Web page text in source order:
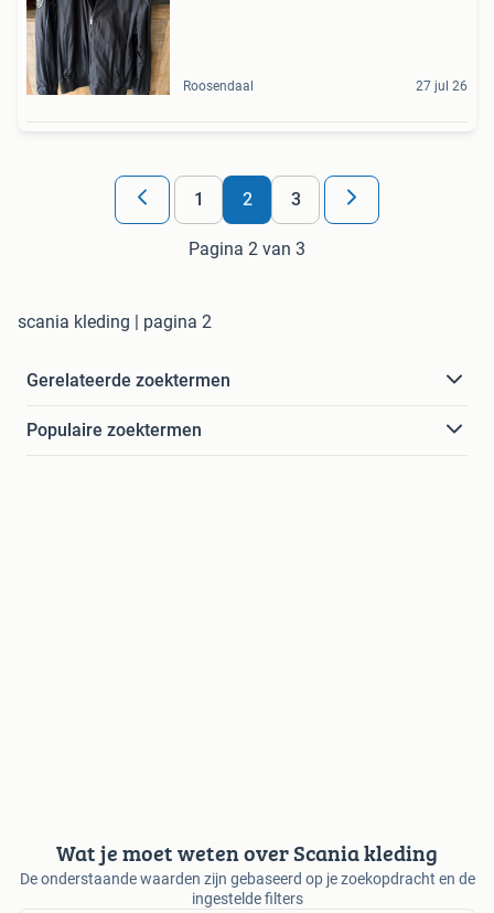
Roosendaal 27 jul 26
1 2 3
Pagina 2 van 3
scania kleding | pagina 2
Gerelateerde zoektermen
Populaire zoektermen
Wat je moet weten over Scania kleding
De onderstaande waarden zijn gebaseerd op je zoekopdracht en de
ingestelde filters